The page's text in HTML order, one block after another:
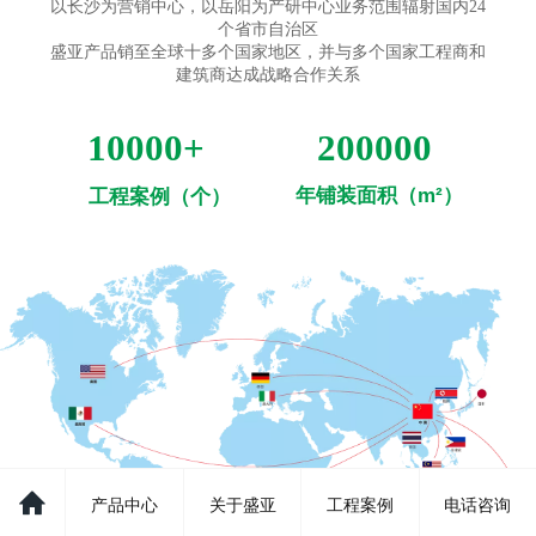
以长沙为营销中心，以岳阳为产研中心业务范围辐射国内24
个省市自治区
盛亚产品销至全球十多个国家地区，并与多个国家工程商和
建筑商达成战略合作关系
10000+ 200000
工程案例 （个） 年铺装面积（m²）
产品中心 关于盛亚 工程案例 电话咨询